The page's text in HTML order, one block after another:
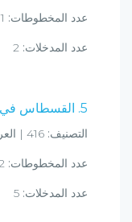
عدد المخطوطات:
عدد المدخلات:
5. القسطاس في العروض
التصنيف:
عدد المخطوطات:
عدد المدخلات: